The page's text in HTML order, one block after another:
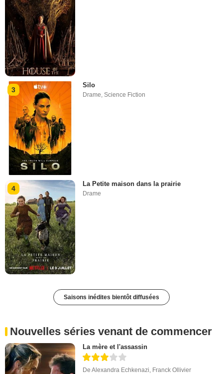
3
Silo
Drame,Science Fiction
4
La Petite maison dans la prairie
Drame
Saisons inédites bientôt diffusées
Nouvelles séries venant de commencer
La mère et l'assassin
DeAlexandra Echkenazi Franck Ollivier